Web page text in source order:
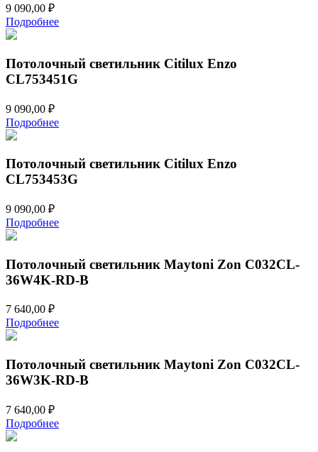
9 090,00 ₽
Подробнее
Потолочный светильник Citilux Enzo
CL753451G
9 090,00 ₽
Подробнее
Потолочный светильник Citilux Enzo
CL753453G
9 090,00 ₽
Подробнее
Потолочный светильник Maytoni Zon C032CL-
36W4K-RD-B
7 640,00 ₽
Подробнее
Потолочный светильник Maytoni Zon C032CL-
36W3K-RD-B
7 640,00 ₽
Подробнее